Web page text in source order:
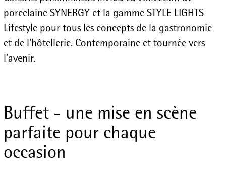
porcelaine SYNERGY et la gamme STYLE LIGHTS
Lifestyle pour tous les concepts de la gastronomie
et de l'hôtellerie. Contemporaine et tournée vers
l'avenir.
Buffet - une mise en scène
parfaite pour chaque
occasion